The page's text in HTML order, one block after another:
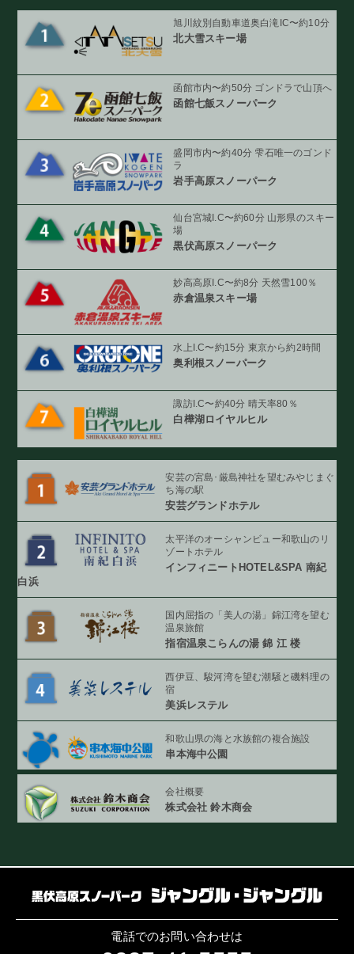
旭川紋別自動車道奥白滝IC〜約10分
北大雪スキー場
函館市内〜約50分 ゴンドラで山頂へ
函館七飯スノーパーク
盛岡市内〜約40分 雫石唯一のゴンド
ラ
岩手高原スノーパーク
仙台宮城I.C〜約60分 山形県のスキー
場
黒伏高原スノーパーク
妙高高原I.C〜約8分 天然雪100％
赤倉温泉スキー場
水上I.C〜約15分 東京から約2時間
奥利根スノーパーク
諏訪I.C〜約40分 晴天率80％
白樺湖ロイヤルヒル
安芸の宮島･厳島神社を望むみやじまぐ
ち海の駅
安芸グランドホテル
太平洋のオーシャンビュー和歌山のリ
ゾートホテル
インフィニート HOTEL&SPA 南紀
白浜
国内屈指の「美人の湯」 錦江湾を望む
温泉旅館
指宿温泉こらんの湯錦 江 楼
西伊豆、駿河湾を望む潮騒と磯料理の
宿
美浜レステル
和歌山県の海と 水族館の複合施設
串本海中公園
会社概要
株式会社 鈴木商会
電話でのお問い合わせは